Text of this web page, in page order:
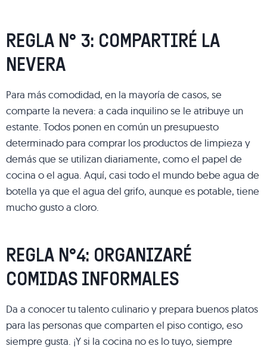
REGLA N° 3: COMPARTIRÉ LA
NEVERA
Para más comodidad, en la mayoría de casos, se
comparte la nevera: a cada inquilino se le atribuye un
estante. Todos ponen en común un presupuesto
determinado para comprar los productos de limpieza y
demás que se utilizan diariamente, como el papel de
cocina o el agua. Aquí, casi todo el mundo bebe agua de
botella ya que el agua del grifo, aunque es potable, tiene
mucho gusto a cloro.
REGLA N°4: ORGANIZARÉ
COMIDAS INFORMALES
Da a conocer tu talento culinario y prepara buenos platos
para las personas que comparten el piso contigo, eso
siempre gusta. ¡Y si la cocina no es lo tuyo, siempre